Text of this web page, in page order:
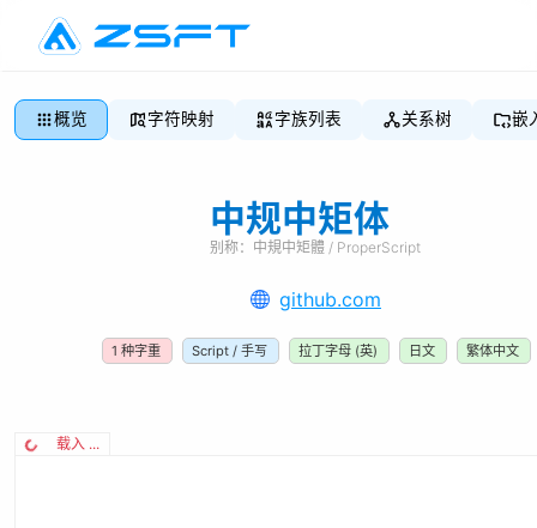
概览 字符映射 字族列表 关系树 嵌
中规中矩体
别称： 中規中矩體 / ProperScript
github.com
1 种字重 Script / 手写 拉丁字母 (英) 日文 繁体中文
载入 ...